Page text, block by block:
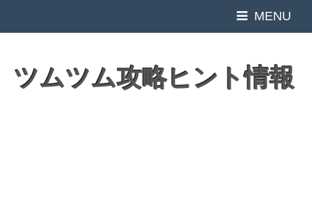
MENU
ツムツム攻略ヒント情報